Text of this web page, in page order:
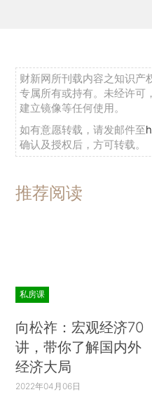
财新网所刊载内容之知识产
专属所有或持有。未经许可
建立镜像等任何使用。
如有意愿转载，请发邮件至
确认及授权后，方可转载。
推荐阅读
私房课
向松祚：宏观经济70
讲，带你了解国内外
经济大局
2022年04月06日